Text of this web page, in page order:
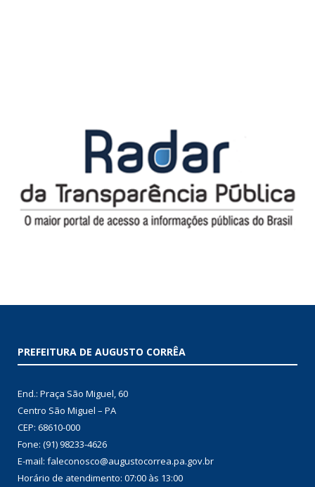
PREFEITURA DE AUGUSTO CORRÊA
End.: Praça São Miguel, 60
Centro São Miguel – PA
CEP: 68610-000
Fone: (91) 98233-4626
E-mail: faleconosco@augustocorrea.pa.gov.br
Horário de atendimento: 07:00 às 13:00